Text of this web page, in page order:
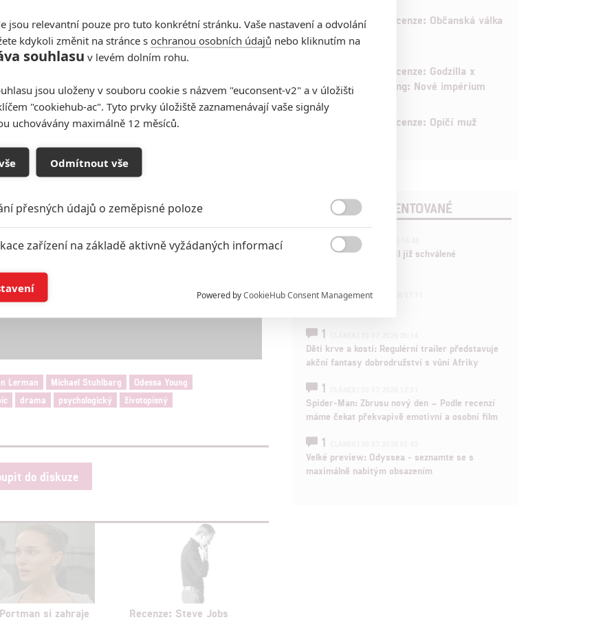
Madeline) a scénář napsalaSarah Gubbins(seriál
v Sundance, odkud si odnesl nadšené ohlasy.
, kdy zamíří na Blu-ray i VOD.
Lerman Michael Stuhlbarg
Odessa Young
drama psychologický životopisný
do diskuze
si zahraje
Recenze: Steve Jobs
8 Recenze: Občanská válka
6
Recenze: Godzilla x
Kong: Nové impérium
Recenze: Opičí muž
POSLEDNÍ KOMENTOVANÉ
3ČLÁNEK | 01.08.2026 16:40
Marvel nečekaně zrušil již schválené
433FILM | 01.08.2026 07:11
1
Děti krve a kostí: Regulérní trailer představuje
akční fantasy dobrodružství s vůní Afriky
1
Spider-Man: Zbrusu nový den – Podle recenzí
máme čekat překvapivě emotivní a osobní film
1
Velké preview: Odyssea - seznamte se s
maximálně nabitým obsazením
jsou relevantní pouze pro tuto konkrétní stránku. Vaše nastavení a odvolání
kdykoli změnit na stránce s ochranou osobních údajů nebo kliknutím na
souhlasu v levém dolním rohu.
jsou uloženy v souboru cookie s názvem "euconsent-v2" a v úložišti
"cookiehub-ac". Tyto prvky úložiště zaznamenávají vaše signály
uchovávány maximálně 12 měsíců.
Odmítnout vše
přesných údajů o zeměpisné poloze
zařízení na základě aktivně vyžádaných informací
a/nebo přístup k informacím v zařízení

založená na omezených údajích a měření reklamy
obsah, měření obsahu, průzkum publika a vývoj

s účely a funkcemi zde uvedenými dáváte nám i našim partnerům
zobrazování reklamy a obsahu
Powered byCookieHub Consent Management